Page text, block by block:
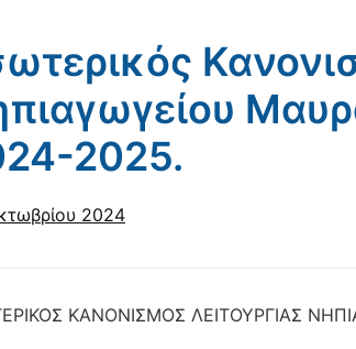
2025.
2024
ΚΑΝΟΝΙΣΜΟΣ ΛΕΙΤΟΥΡΓΙΑΣ